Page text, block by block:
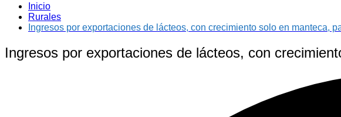
Inicio
Rurales
Ingresos por exportaciones de lácteos, con crecimiento solo en manteca,
Ingresos por exportaciones de lácteos, con